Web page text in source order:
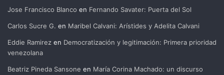
Jose Francisco Blanco en Fernando Savater: Puerta del Sol
Carlos Sucre G. en Maribel Calvani: Arístides y Adelita Calvani
Eddie Ramirez en Democratización y legitimación: Primera prioridad
venezolana
Beatriz Pineda Sansone en María Corina Machado: un discurso